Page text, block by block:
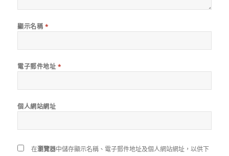
顯示名稱 *
電子郵件地址 *
個人網站網址
在瀏覽器中儲存顯示名稱、電子郵件地址及個人網站網址，以供下